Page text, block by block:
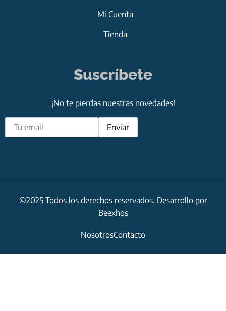
Mi Cuenta
Tienda
Suscríbete
¡No te pierdas nuestras novedades!
©2025 Todos los derechos reservados. Desarrollo por
Beexhos
NosotrosContacto